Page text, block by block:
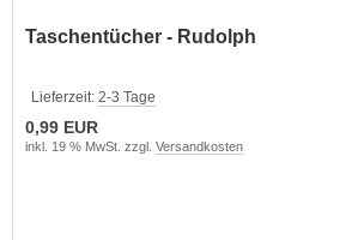
Taschentücher - Rudolph
Lieferzeit: 2-3 Tage
0,99 EUR
inkl. 19 % MwSt. zzgl. Versandkosten